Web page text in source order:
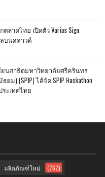
ตลาดไทย เปิดตัว Varias Sign
บนคลาวด์
ยนสาธิตมหาวิทยาลัยศรีครินทร
) (SPIP) ได้จัด SPIP Hackathon
ะเทศไทย
ผลิตภัณฑ์ใหม่ (767)